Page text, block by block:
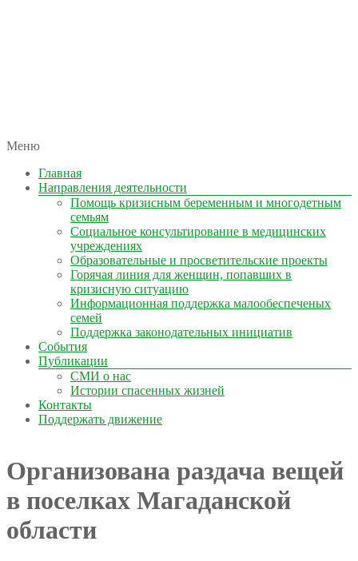
КОЛЫМА — ЗА ЖИЗНЬ
автономная некоммерческая организация
Меню
Главная
Направления деятельности
Помощь кризисным беременным и многодетным
семьям
Социальное консультирование в медицинских
учреждениях
Образовательные и просветительские проекты
Горячая линия для женщин, попавших в
кризисную ситуацию
Информационная поддержка малообеспеченых
семей
Поддержка законодательных инициатив
События
Публикации
СМИ о нас
Истории спасенных жизней
Контакты
Поддержать движение
Организована раздача вещей
в поселках Магаданской
области